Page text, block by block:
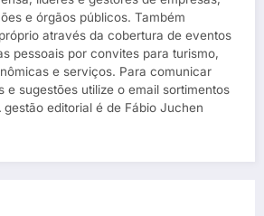
e órgãos públicos. Também
através da cobertura de eventos
pessoais por convites para turismo,
e serviços. Para comunicar
e sugestões utilize o email sortimentos
editorial é de Fábio Juchen